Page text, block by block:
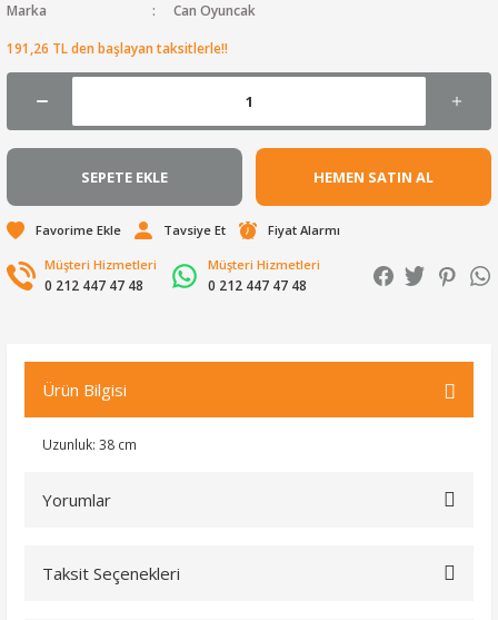
Marka
Can Oyuncak
191,26 TL den başlayan taksitlerle!!
SEPETE EKLE HEMEN SATIN AL
Tavsiye Et Fiyat Alarmı
Müşteri Hizmetleri
0 212 447 47 48
Müşteri Hizmetleri
0 212 447 47 48
Ürün Bilgisi
Uzunluk: 38 cm
Yorumlar
Taksit Seçenekleri